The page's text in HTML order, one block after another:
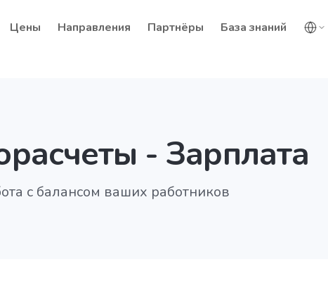
Цены Направления Партнёры База знаний
- Зарплата
с балансом ваших работников